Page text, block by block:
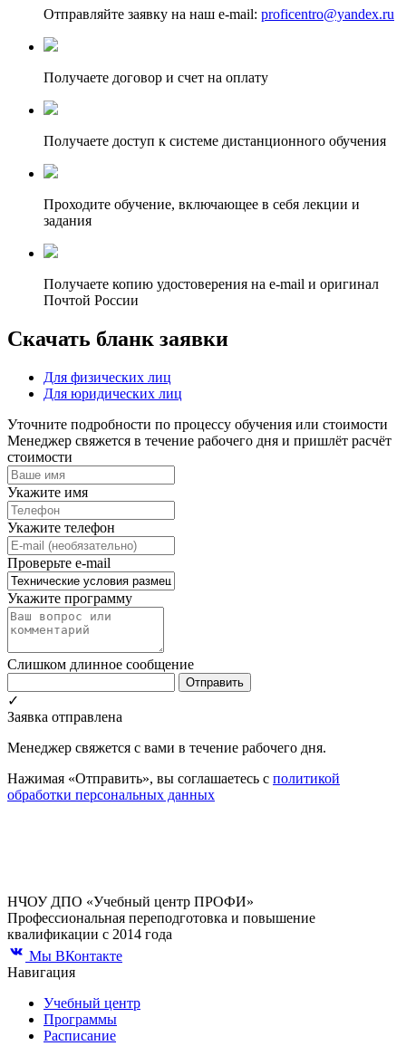
Отправляйте заявку на наш e-mail: proficentro@yandex.ru
Получаете договор и счет на оплату
Получаете доступ к системе дистанционного обучения
Проходите обучение, включающее в себя лекции и
задания
Получаете копию удостоверения на e-mail и оригинал
Почтой России
Скачать бланк заявки
Для физических лиц
Для юридических лиц
Уточните подробности по процессу обучения или стоимости
Менеджер свяжется в течение рабочего дня и пришлёт расчёт
стоимости
Укажите имя
Укажите телефон
Проверьте e-mail
Укажите программу
Слишком длинное сообщение
Отправить
✓
Заявка отправлена
Менеджер свяжется с вами в течение рабочего дня.
Нажимая «Отправить», вы соглашаетесь с политикой
обработки персональных данных
НЧОУ ДПО «Учебный центр ПРОФИ»
Профессиональная переподготовка и повышение
квалификации с 2014 года
Мы ВКонтакте
Навигация
Учебный центр
Программы
Расписание